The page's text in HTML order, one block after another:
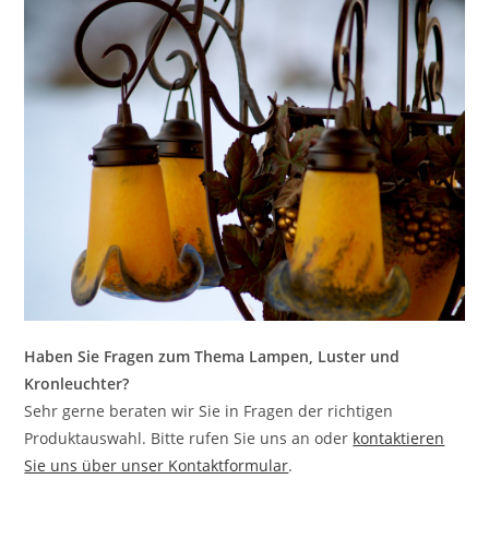
Haben Sie Fragen zum Thema Lampen, Luster und
Kronleuchter?
Sehr gerne beraten wir Sie in Fragen der richtigen
Produktauswahl. Bitte rufen Sie uns an oder kontaktieren
Sie uns über unser Kontaktformular.